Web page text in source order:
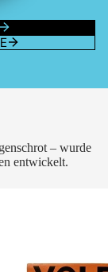
– wurde
entwickelt.